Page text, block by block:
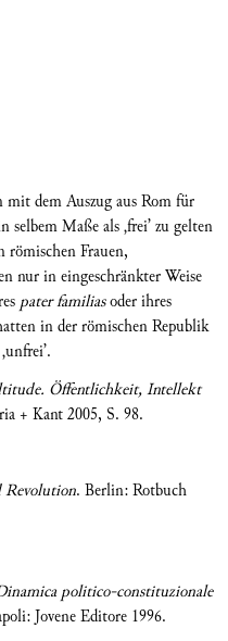
dem Auszug aus Rom für
Maße als ‚frei’ zu gelten
Frauen,
nur in eingeschränkter Weise
pater familiasoder ihres
in der römischen Republik
Öffentlichkeit, Intellekt
+ Kant 2005, S. 98.
Revolution. Berlin: Rotbuch
politico-constituzionale
Jovene Editore 1996.